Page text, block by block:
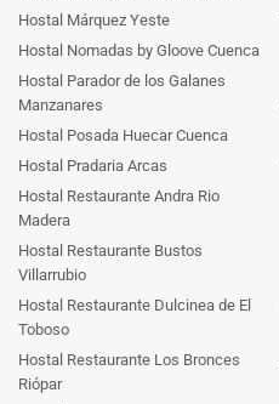
Hostal Márquez Yeste
Hostal Nomadas by Gloove Cuenca
Hostal Parador de los Galanes
Manzanares
Hostal Posada Huecar Cuenca
Hostal Pradaria Arcas
Hostal Restaurante Andra Rio
Madera
Hostal Restaurante Bustos
Villarrubio
Hostal Restaurante Dulcinea de El
Toboso
Hostal Restaurante Los Bronces
Riópar